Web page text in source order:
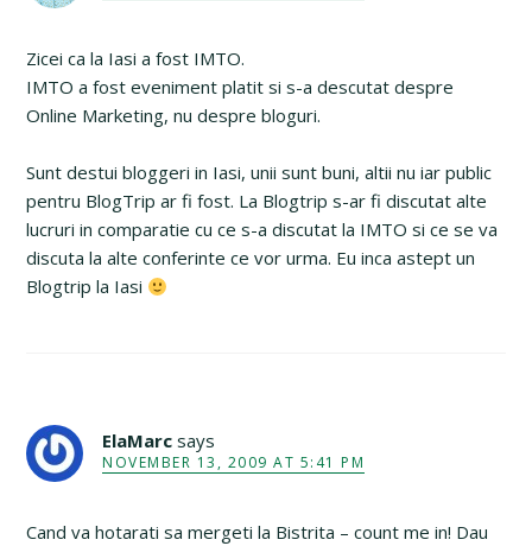
Zicei ca la Iasi a fost IMTO.
IMTO a fost eveniment platit si s-a descutat despre
Online Marketing, nu despre bloguri.
Sunt destui bloggeri in Iasi, unii sunt buni, altii nu iar public
pentru BlogTrip ar fi fost. La Blogtrip s-ar fi discutat alte
lucruri in comparatie cu ce s-a discutat la IMTO si ce se va
discuta la alte conferinte ce vor urma. Eu inca astept un
Blogtrip la Iasi
ElaMarc says
NOVEMBER 13, 2009 AT 5:41 PM
Cand va hotarati sa mergeti la Bistrita – count me in! Dau